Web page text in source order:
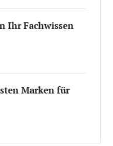
Ihr Fachwissen
Marken für